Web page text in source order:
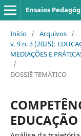
Ensaios
Início / Arquivos /
v. 9 n. 3 (2025):
MEDIAÇÕES E
/
DOSSIÊ TEMÁTICO